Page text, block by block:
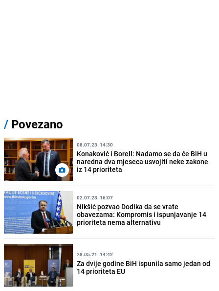
/ Povezano
08.07.23. 14:30
Konaković i Borell: Nadamo se da će BiH u
naredna dva mjeseca usvojiti neke zakone
iz 14 prioriteta
02.07.23. 16:07
Nikšić pozvao Dodika da se vrate
obavezama: Kompromis i ispunjavanje 14
prioriteta nema alternativu
28.05.21. 14:42
Za dvije godine BiH ispunila samo jedan od
14 prioriteta EU